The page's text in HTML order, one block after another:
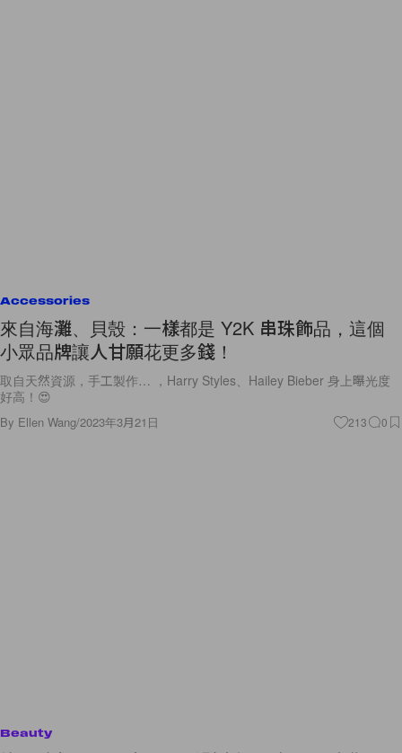
Accessories
來自海灘、貝殼：一樣都是 Y2K 串珠飾品，這個
小眾品牌讓人甘願花更多錢！
取自天然資源，手工製作… ，Harry Styles、Hailey Bieber 身上曝光度
好高！😍
By Ellen Wang/2023年3月21日 213 0
Beauty